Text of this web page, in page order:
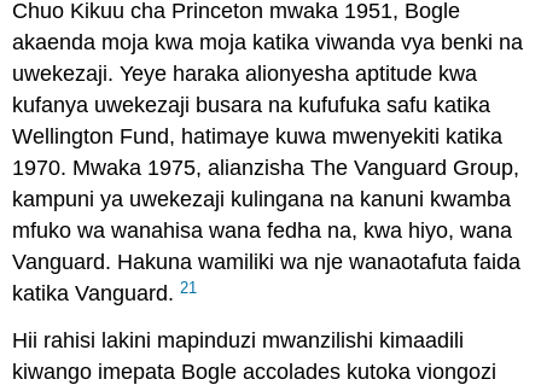
Chuo Kikuu cha Princeton mwaka 1951, Bogle
akaenda moja kwa moja katika viwanda vya benki na
uwekezaji. Yeye haraka alionyesha aptitude kwa
kufanya uwekezaji busara na kufufuka safu katika
Wellington Fund, hatimaye kuwa mwenyekiti katika
1970. Mwaka 1975, alianzisha The Vanguard Group,
kampuni ya uwekezaji kulingana na kanuni kwamba
mfuko wa wanahisa wana fedha na, kwa hiyo, wana
Vanguard. Hakuna wamiliki wa nje wanaotafuta faida
katika Vanguard.21
Hii rahisi lakini mapinduzi mwanzilishi kimaadili
kiwango imepata Bogle accolades kutoka viongozi